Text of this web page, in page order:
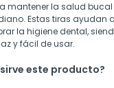
mantener la salud bucal
Estas tiras ayudan
la higiene dental,
y fácil de usar.
este producto?